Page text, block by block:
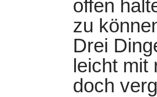
offen
zu
Drei
leicht mit
doch